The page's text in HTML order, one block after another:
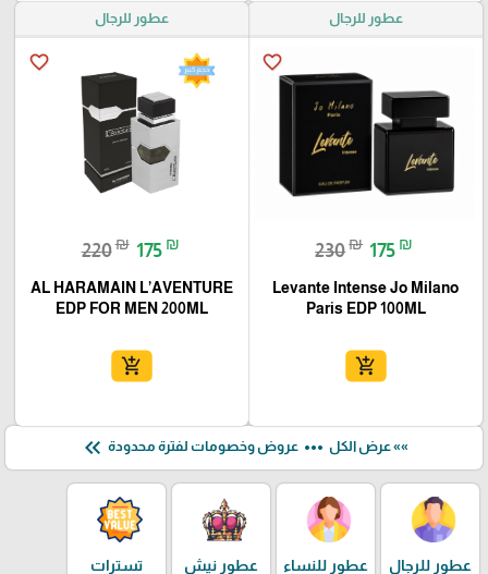
عطور للرجال
favorite_border
230₪ 175 ₪
Levante Intense Jo Milano
Paris EDP 100ML
add_shopping_cart
عطور للرجال
favorite_border
220₪ 175 ₪
AL HARAMAIN L’AVENTURE
EDP FOR MEN 200ML
add_shopping_cart
»» عرض الكل more_horiz عروض وخصومات لفترة محدودة keyboard_double_arrow_left
عطور للرجال عطور للنساء عطور نيش تسترات